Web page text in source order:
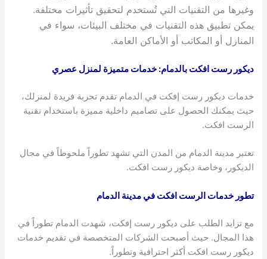
وغيرها من التقنيات التي تُستخدم لتحقيق تأثيرات مختلفة.
يمكن تطبيق هذه التقنيات في مختلف البيئات، سواء في
المنازل أو المكاتب أو الأماكن العامة.
ديكور رست افكت بالدمام: خدمات متميزة لمنزل عصري
خدمات ديكور رست إفكت في الدمام تقدم تجربة فريدة لمنزلك،
حيث يمكنك الحصول على تصاميم داخلية مميزة باستخدام تقنية
الرست افكت.
تعتبر مدينة الدمام من المدن التي تشهد تطوراً ملحوظاً في مجال
الديكور، وخاصة ديكور رست افكت.
تطور خدمات الرست افكت في مدينة الدمام
مع تزايد الطلب على ديكور رست إفكت، شهدت الدمام تطوراً في
هذا المجال. حيث أصبحت الشركات المتخصصة في تقديم خدمات
ديكور رست افكت أكثر احترافية وتطوراً.